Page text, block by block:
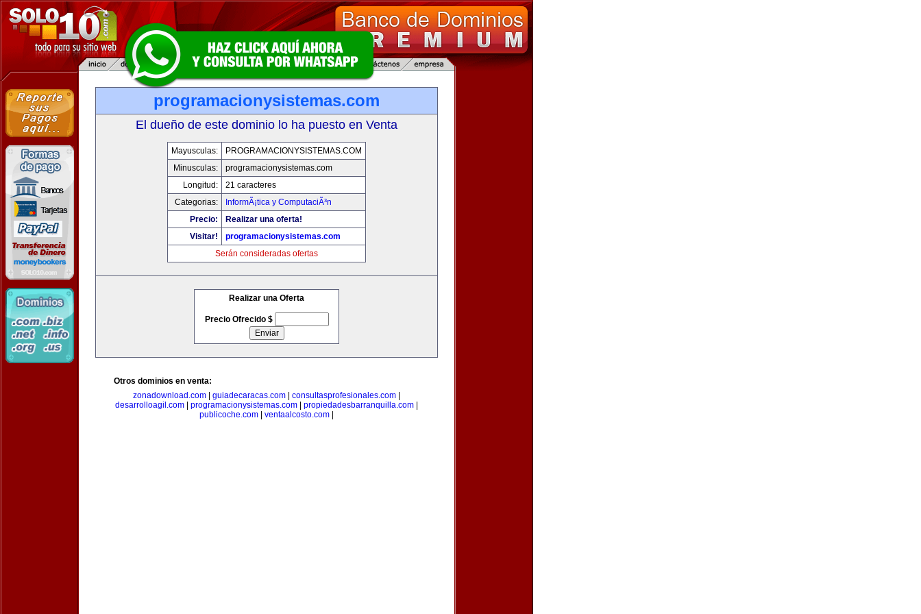
programacionysistemas.com
El dueño de este dominio lo ha puesto en Venta
Mayusculas:
PROGRAMACIONYSISTEMAS.COM
Minusculas:
programacionysistemas.com
Longitud:
21 caracteres
Categorias:
InformÃ¡tica y ComputaciÃ³n
Precio:
Realizar una oferta!
Visitar!
programacionysistemas.com
Serán consideradas ofertas
Realizar una Oferta
Precio Ofrecido $
Otros dominios en venta:
zonadownload.com
guiadecaracas.com consultasprofesionales.com
desarrolloagil.com
programacionysistemas.com propiedadesbarranquilla.com
publicoche.com
ventaalcosto.com